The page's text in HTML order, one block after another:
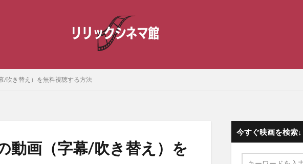
/吹き替え）を無料視聴する方法
動画（字幕/吹き替え）を
今すぐ映画を検索↓